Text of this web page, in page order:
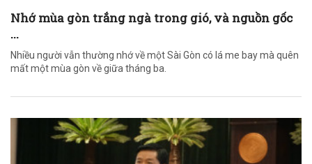
Nhớ mùa gòn trắng ngà trong gió, và nguồn gốc
...
Nhiều người vẫn thường nhớ về một Sài Gòn có lá me bay mà quên
mất một mùa gòn về giữa tháng ba.